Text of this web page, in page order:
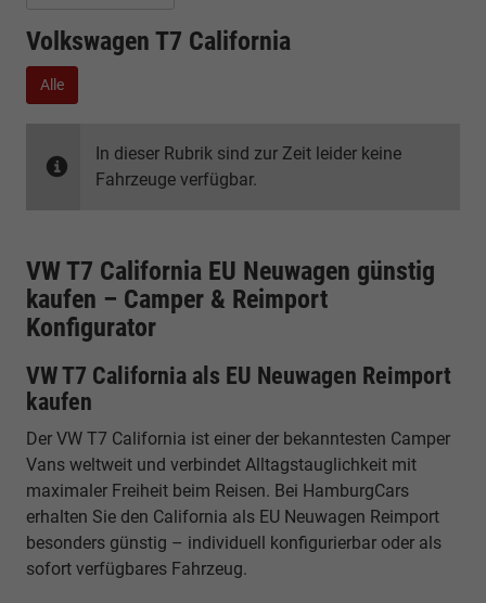
Volkswagen T7 California
Alle
In dieser Rubrik sind zur Zeit leider keine
Fahrzeuge verfügbar.
VW T7 California EU Neuwagen günstig
kaufen – Camper & Reimport
Konfigurator
VW T7 California als EU Neuwagen Reimport
kaufen
Der VW T7 California ist einer der bekanntesten Camper
Vans weltweit und verbindet Alltagstauglichkeit mit
maximaler Freiheit beim Reisen. Bei HamburgCars
erhalten Sie den California als EU Neuwagen Reimport
besonders günstig – individuell konfigurierbar oder als
sofort verfügbares Fahrzeug.